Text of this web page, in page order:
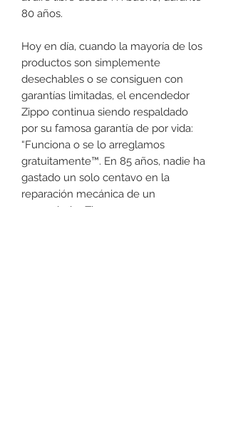
80 años.
Hoy en día, cuando la mayoría de los
productos son simplemente
desechables o se consiguen con
garantías limitadas, el encendedor
Zippo continua siendo respaldado
por su famosa garantía de por vida:
“Funciona o se lo arreglamos
gratuitamente™. En 85 años, nadie ha
gastado un solo centavo en la
reparación mecánica de un
encendedor Zippo